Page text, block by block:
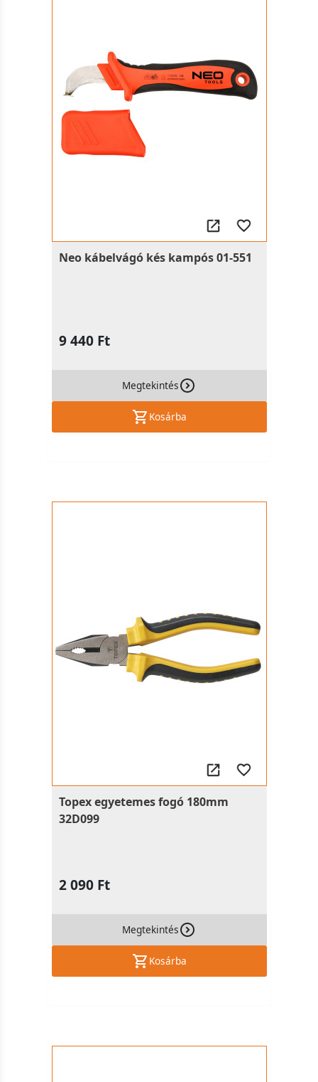
Neo kábelvágó kés kampós 01-551
9 440 Ft
Megtekintés
Kosárba
Topex egyetemes fogó 180mm
32D099
2 090 Ft
Megtekintés
Kosárba